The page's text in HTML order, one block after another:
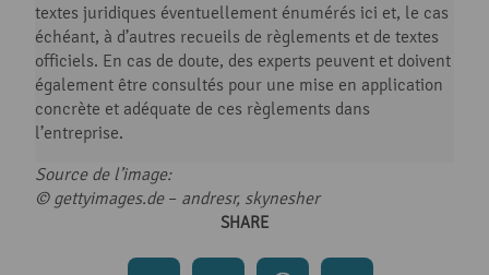
textes juridiques éventuellement énumérés ici et, le cas
échéant, à d’autres recueils de règlements et de textes
officiels. En cas de doute, des experts peuvent et doivent
également être consultés pour une mise en application
concrète et adéquate de ces règlements dans
l’entreprise.
Source de l’image:
© gettyimages.de– andresr, skynesher
SHARE